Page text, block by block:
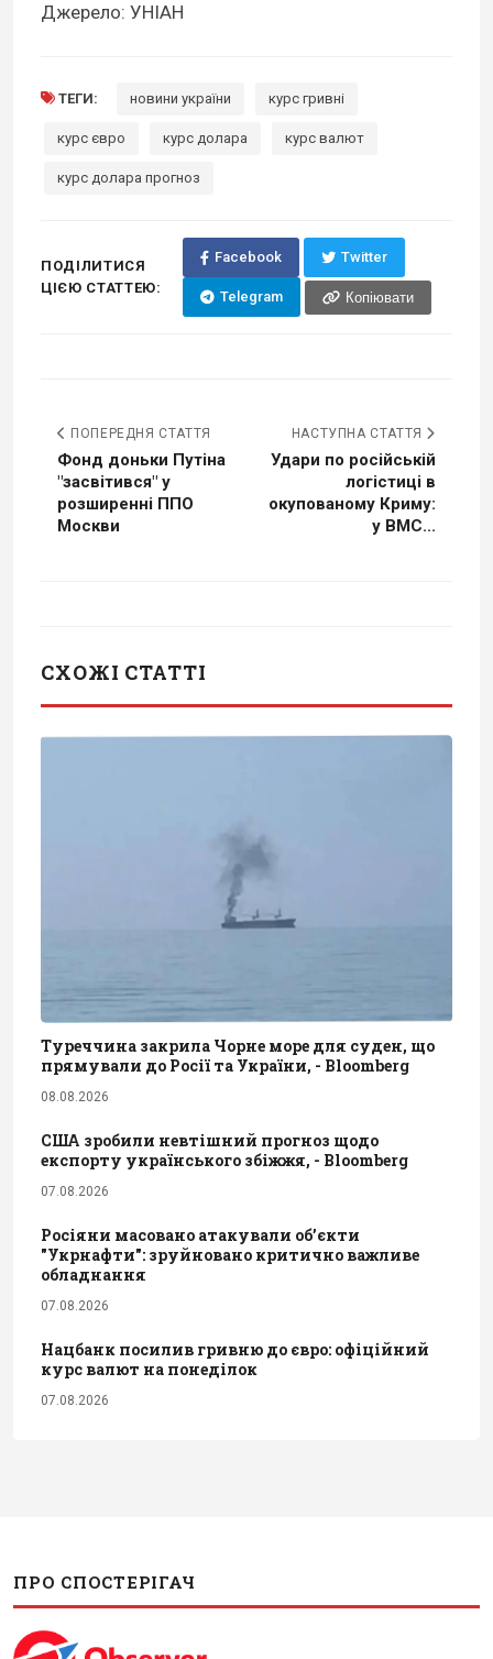
Джерело: УНІАН
ТЕГИ: новини україни курс гривні
курс євро курс долара курс валют
курс долара прогноз
ПОДІЛИТИСЯ
ЦІЄЮ СТАТТЕЮ:
Facebook Twitter
Telegram Копіювати
ПОПЕРЕДНЯ СТАТТЯ
Фонд доньки Путіна
"засвітився" у
розширенні ППО
Москви
НАСТУПНА СТАТТЯ
Удари по російській
логістиці в
окупованому Криму:
у ВМС...
СХОЖІ СТАТТІ
Туреччина закрила Чорне море для суден, що
прямували до Росії та України, - Bloomberg
08.08.2026
США зробили невтішний прогноз щодо
експорту українського збіжжя, - Bloomberg
07.08.2026
Росіяни масовано атакували обʼєкти
"Укрнафти": зруйновано критично важливе
обладнання
07.08.2026
Нацбанк посилив гривню до євро: офіційний
курс валют на понеділок
07.08.2026
ПРО СПОСТЕРІГАЧ